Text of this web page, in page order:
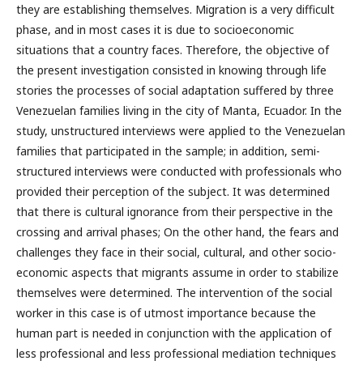
they are establishing themselves. Migration is a very difficult
phase, and in most cases it is due to socioeconomic
situations that a country faces. Therefore, the objective of
the present investigation consisted in knowing through life
stories the processes of social adaptation suffered by three
Venezuelan families living in the city of Manta, Ecuador. In the
study, unstructured interviews were applied to the Venezuelan
families that participated in the sample; in addition, semi-
structured interviews were conducted with professionals who
provided their perception of the subject. It was determined
that there is cultural ignorance from their perspective in the
crossing and arrival phases; On the other hand, the fears and
challenges they face in their social, cultural, and other socio-
economic aspects that migrants assume in order to stabilize
themselves were determined. The intervention of the social
worker in this case is of utmost importance because the
human part is needed in conjunction with the application of
less professional and less professional mediation techniques